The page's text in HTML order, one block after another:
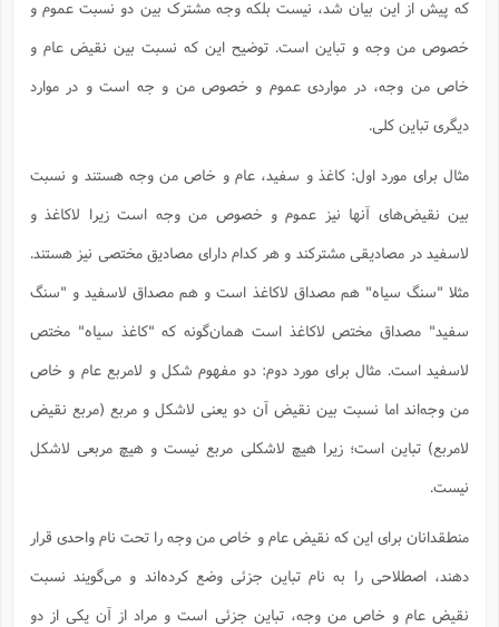
که پیش از این بیان شد، نیست بلکه وجه مشترک بین دو نسبت عموم و
خصوص من وجه و تباین است. توضیح این که نسبت بین نقیض عام و
خاص من وجه، در مواردی عموم و خصوص من و جه است و در موارد
دیگری تباین کلی.
مثال برای مورد اول: کاغذ و سفید، عام و خاص من وجه هستند و نسبت
بین نقیض‌های آنها نیز عموم و خصوص من وجه است زیرا لاکاغذ و
لاسفید در مصادیقی مشترکند و هر کدام دارای مصادیق مختصی نیز هستند.
مثلا "سنگ سیاه" هم مصداق لاکاغذ است و هم مصداق لاسفید و "سنگ
سفید" مصداق مختص لاکاغذ است همان‌گونه که "کاغذ سیاه" مختص
لاسفید است. مثال برای مورد دوم: دو مفهوم شکل و لامربع عام و خاص
من وجه‌اند اما نسبت بین نقیض آن دو یعنی لاشکل و مربع (مربع نقیض
لامربع) تباین است؛ زیرا هیچ لاشکلی مربع نیست و هیچ مربعی لاشکل
نیست.
منطقدانان برای این که نقیض عام و خاص من وجه را تحت نام واحدی قرار
دهند، اصطلاحی را به نام تباین جزئی وضع کرده‌اند و می‌گویند نسبت
نقیض عام و خاص من وجه، تباین جزئی است و مراد از آن یکی از دو